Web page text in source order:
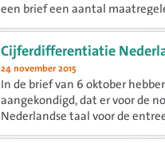
een brief een aantal
opgenomen in het Examen-
beroepsopleidingen WEB.
Regeling...
Cijferdifferentiatie
24 november 2015
In de brief van 6 oktober
aangekondigd, dat er voor de
Nederlandse taal voor de
(2015 -2016) cijferdifferentiatie